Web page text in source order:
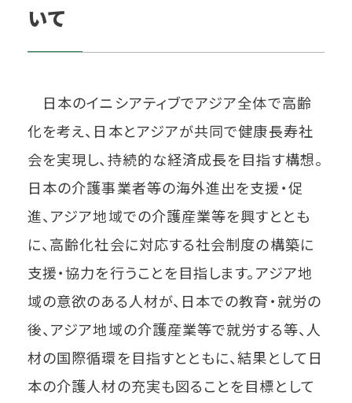
いて
日本のイニシアティブでアジア全体で高齢
化を考え、日本とアジアが共同で健康長寿社
会を実現し、持続的な経済成長を目指す構想。
日本の介護事業者等の海外進出を支援・促
進、アジア地域での介護産業等を興すととも
に、高齢化社会に対応する社会制度の構築に
支援・協力を行うことを目指します。アジア地
域の意欲のある人材が、日本での教育・就労の
後、アジア地域の介護産業等で就労する等、人
材の国際循環を目指すとともに、結果として日
本の介護人材の充実も図ることを目標として